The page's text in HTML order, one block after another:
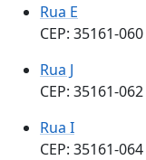
Rua E
CEP: 35161-060
Rua J
CEP: 35161-062
Rua I
CEP: 35161-064